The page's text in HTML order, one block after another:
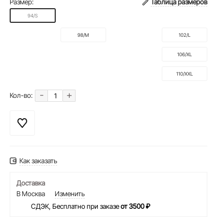
Размер: Таблица размеров
94/S
98/M 102/L
106/XL
110/XXL
Кол-во: - +
Как заказать
Доставка
В Москва
Изменить
СДЭК, Бесплатно при заказеот 3500 ₽